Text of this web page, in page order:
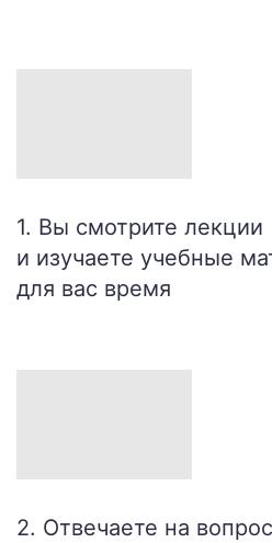
1. Вы смотрите лекции
и изучаете учебные
для вас время
2. Отвечаете на